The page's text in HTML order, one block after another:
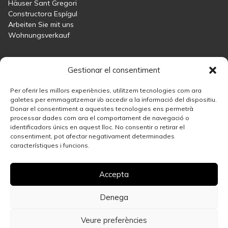
Gestionar el consentiment
Per oferir les millors experiències, utilitzem tecnologies com ara
galetes per emmagatzemar i/o accedir a la informació del dispositiu.
Donar el consentiment a aquestes tecnologies ens permetrà
processar dades com ara el comportament de navegació o
identificadors únics en aquest lloc. No consentir o retirar el
consentiment, pot afectar negativament determinades
característiques i funcions.
Accepta
Denega
Veure preferències
Sant Cugat del Vallès
Chalet zum Verkauf im Viertel Arxiu von Sant Cugat
Schlafzimmer
Badezimmer
Sant Cugat del Vallès
Chalet zum Verkauf in Mirasol
Fläche
2
Schlafzimmer
1.980.000 €
Sant Cugat del Vallès
Außergewöhnliche Villa zum Verkauf in Arxiu, Sant
Schlafzimmer